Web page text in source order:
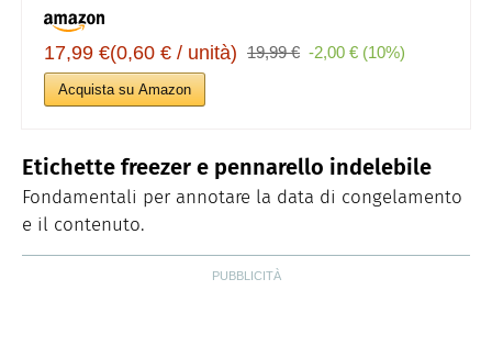
17,99 €(0,60 € / unità) 19,99 € -2,00 € (10%)
Acquista su Amazon
Etichette freezer e pennarello indelebile
Fondamentali per annotare la data di congelamento
e il contenuto.